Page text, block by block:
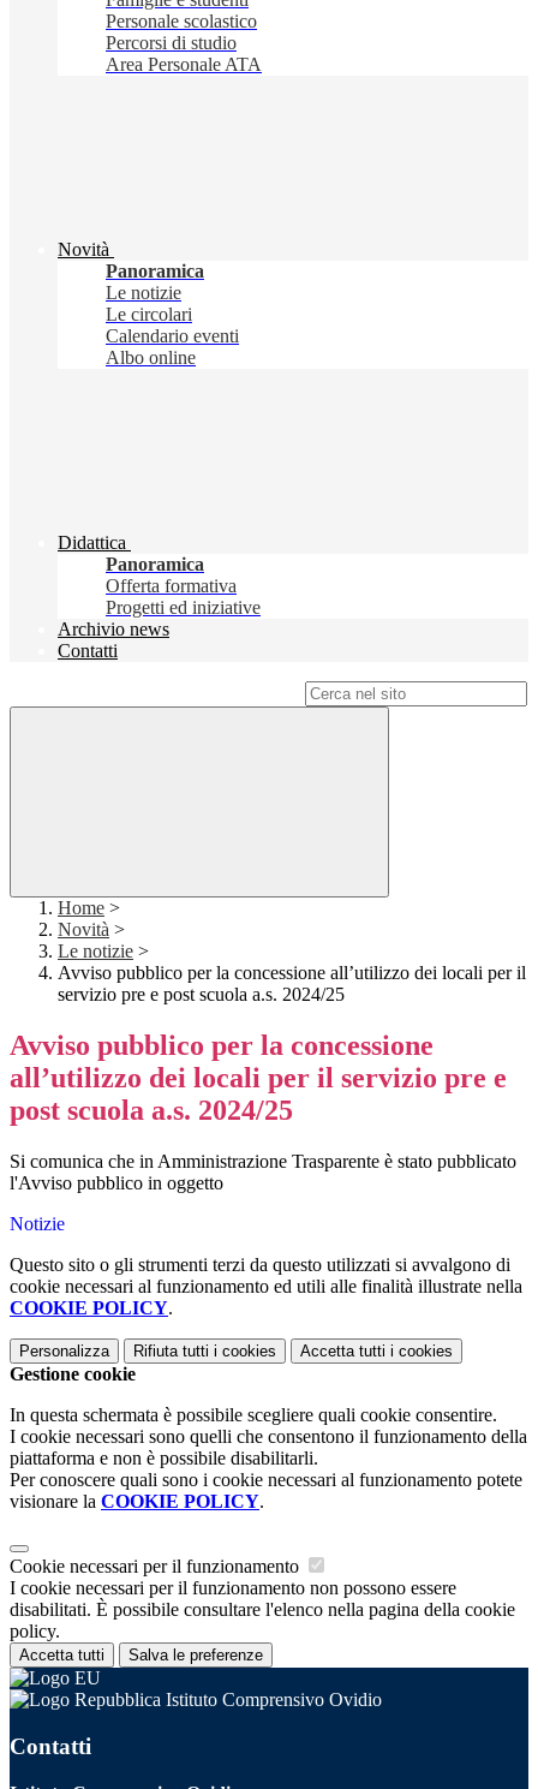
Personale scolastico
Percorsi di studio
Area Personale ATA
Novità
Panoramica
Le notizie
Le circolari
Calendario eventi
Albo online
Didattica
Panoramica
Offerta formativa
Progetti ed iniziative
Archivio news
Contatti
Home >
Novità >
Le notizie >
Avviso pubblico per la concessione all’utilizzo dei locali per il
servizio pre e post scuola a.s. 2024/25
Avviso pubblico per la concessione
all’utilizzo dei locali per il servizio pre e
post scuola a.s. 2024/25
Si comunica che in Amministrazione Trasparente è stato pubblicato
l'Avviso pubblico in oggetto
Notizie
Questo sito o gli strumenti terzi da questo utilizzati si avvalgono di
cookie necessari al funzionamento ed utili alle finalità illustrate nella
COOKIE POLICY.
Personalizza Rifiuta tutti i cookies Accetta tutti i cookies
Gestione cookie
In questa schermata è possibile scegliere quali cookie consentire.
I cookie necessari sono quelli che consentono il funzionamento della
piattaforma e non è possibile disabilitarli.
Per conoscere quali sono i cookie necessari al funzionamento potete
visionare la COOKIE POLICY.
Cookie necessari per il funzionamento
I cookie necessari per il funzionamento non possono essere
disabilitati. È possibile consultare l'elenco nella pagina della cookie
policy.
Accetta tutti Salva le preferenze
Istituto Comprensivo Ovidio
Contatti